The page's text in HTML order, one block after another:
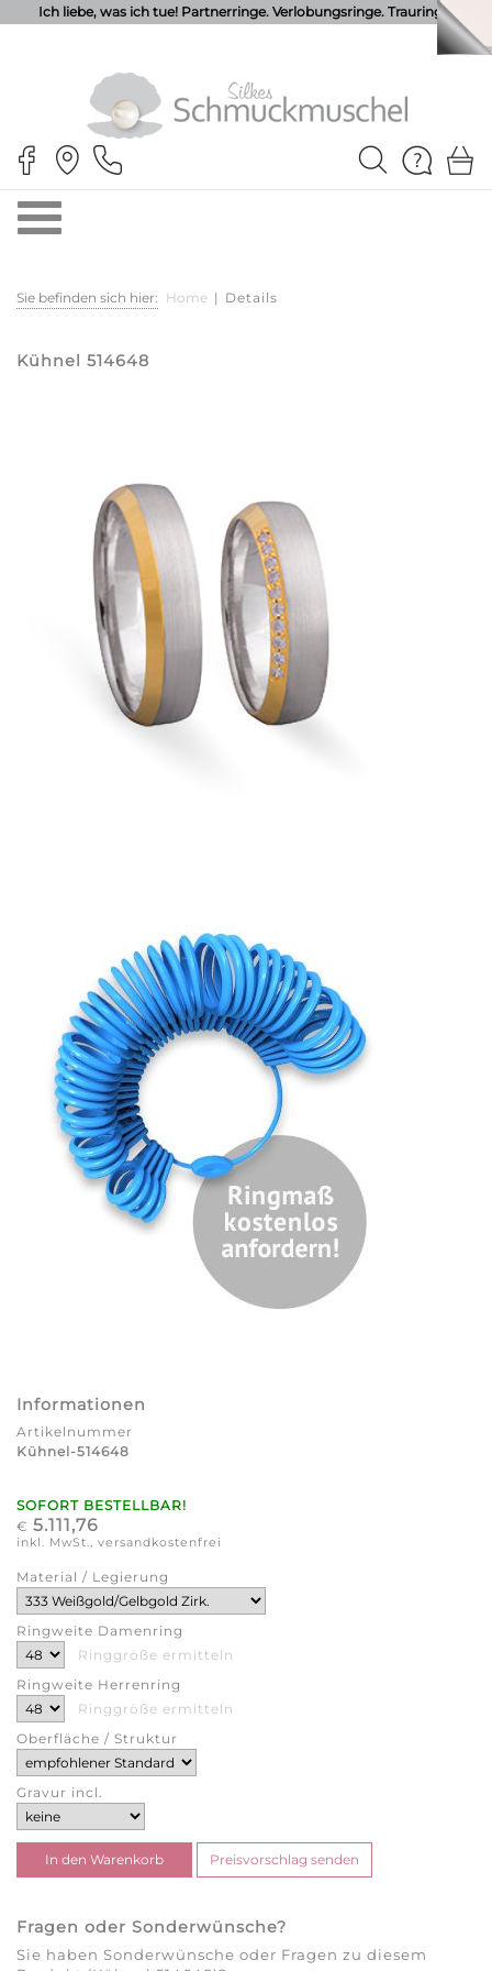
Ich liebe, was ich tue! Partnerringe. Verlobungsringe. Trauringe.
Sie befinden sich hier: Home | Details
Kühnel 514648
Informationen
Artikelnummer
Kühnel-514648
SOFORT BESTELLBAR!
€ 5.111,76
inkl. MwSt., versandkostenfrei
Material / Legierung
Ringweite Damenring
Ringgröße ermitteln
Ringweite Herrenring
Ringgröße ermitteln
Oberfläche / Struktur
Gravur incl.
Fragen oder Sonderwünsche?
Sie haben Sonderwünsche oder Fragen zu diesem